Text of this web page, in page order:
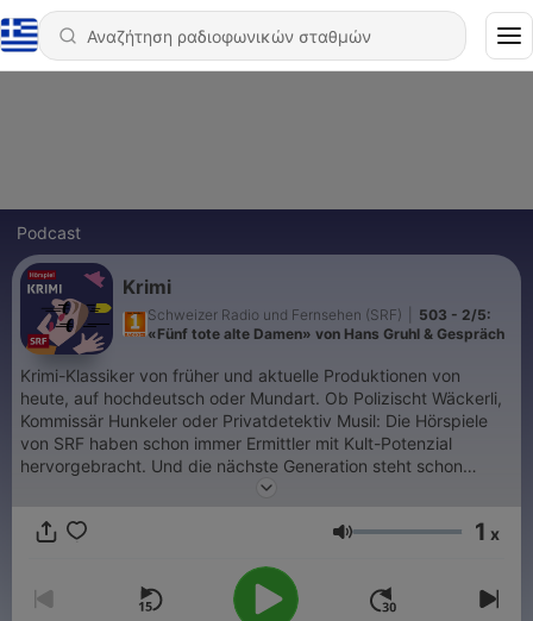
Podcast
Krimi
Schweizer Radio und Fernsehen (SRF)
503 - 2/5:
«Fünf tote alte Damen» von Hans Gruhl & Gespräch
Krimi-Klassiker von früher und aktuelle Produktionen von
heute, auf hochdeutsch oder Mundart. Ob Polizischt Wäckerli,
Kommissär Hunkeler oder Privatdetektiv Musil: Die Hörspiele
von SRF haben schon immer Ermittler mit Kult-Potenzial
hervorgebracht. Und die nächste Generation steht schon
Ένταση 1 x